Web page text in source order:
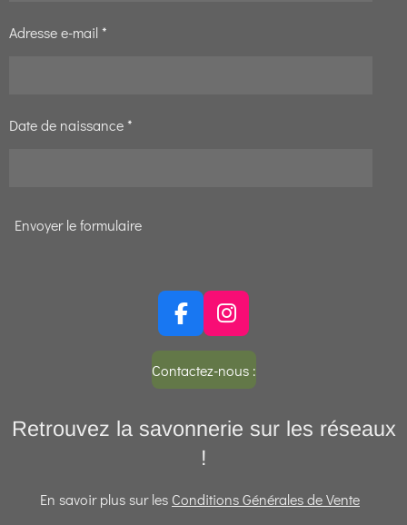
Adresse e-mail *
Date de naissance *
Envoyer le formulaire
F
a
c
e
o
I
n
s
t
g
m
Contactez-nous :
Retrouvez la savonnerie sur les réseaux
!
En savoir plus sur les Conditions Générales de Vente